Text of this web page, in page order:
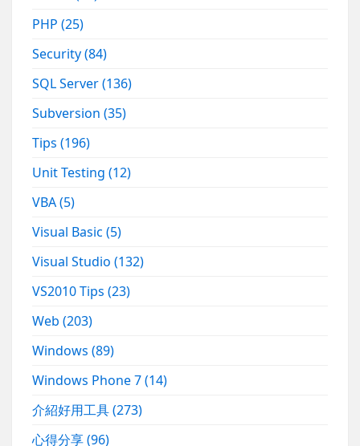
PHP(25)
Security(84)
SQL Server(136)
Subversion(35)
Tips(196)
Unit Testing(12)
VBA(5)
Visual Basic(5)
Visual Studio(132)
VS2010 Tips(23)
Web(203)
Windows(89)
Windows Phone 7(14)
介紹好用工具(273)
心得分享(96)